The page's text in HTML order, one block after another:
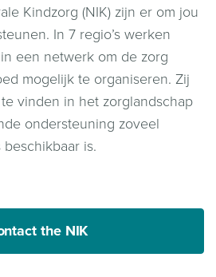
Kindzorg (NIK) zijn er om jou
In 7 regio’s werken
een netwerk om de zorg
mogelijk te organiseren. Zij
vinden in het zorglandschap
ondersteuning zoveel
is.
the NIK